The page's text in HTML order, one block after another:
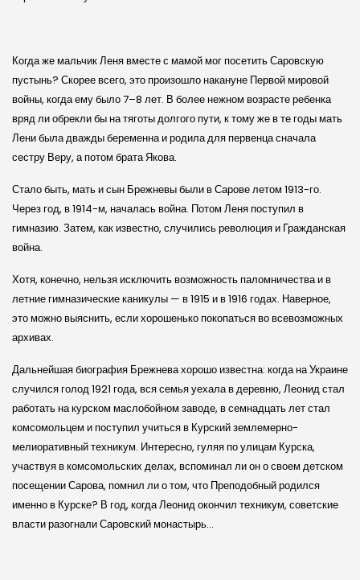
Когда же мальчик Леня вместе с мамой мог посетить Саровскую
пустынь? Скорее всего, это произошло накануне Первой мировой
войны, когда ему было 7–8 лет. В более нежном возрасте ребенка
вряд ли обрекли бы на тяготы долгого пути, к тому же в те годы мать
Лени была дважды беременна и родила для первенца сначала
сестру Веру, а потом брата Якова.
Стало быть, мать и сын Брежневы были в Сарове летом 1913-го.
Через год, в 1914-м, началась война. Потом Леня поступил в
гимназию. Затем, как известно, случились революция и Гражданская
война.
Хотя, конечно, нельзя исключить возможность паломничества и в
летние гимназические каникулы — в 1915 и в 1916 годах. Наверное,
это можно выяснить, если хорошенько покопаться во всевозможных
архивах.
Дальнейшая биография Брежнева хорошо известна: когда на Украине
случился голод 1921 года, вся семья уехала в деревню, Леонид стал
работать на курском маслобойном заводе, в семнадцать лет стал
комсомольцем и поступил учиться в Курский землемерно-
мелиоративный техникум. Интересно, гуляя по улицам Курска,
участвуя в комсомольских делах, вспоминал ли он о своем детском
посещении Сарова, помнил ли о том, что Преподобный родился
именно в Курске? В год, когда Леонид окончил техникум, советские
власти разогнали Саровский монастырь…